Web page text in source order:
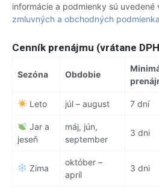
informácie a podmienky sú uvedené
zmluvných a obchodných
Cenník prenájmu (vrátane
Sezóna Obdobie
Leto júl – august 7 dní
Jar a
jeseň
máj, jún,
september
3 dni
Zima
október –
apríl
3 dni